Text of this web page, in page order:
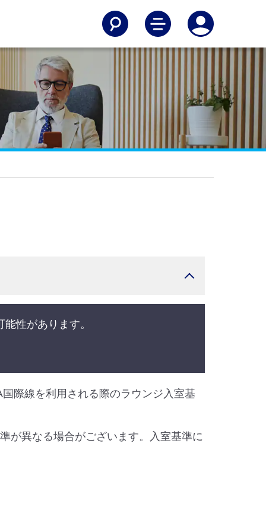
性があります。
際線を利用される際のラウンジ入室基
が異なる場合がございます。入室基準に